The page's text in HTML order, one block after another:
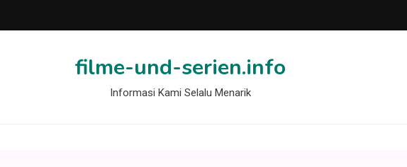
filme-und-serien.info
Informasi Kami Selalu Menarik